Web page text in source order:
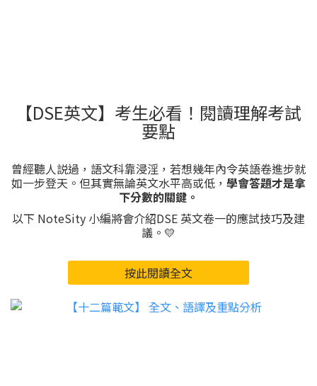
【DSE英文】考生必看！閱讀理解考試
要點
曾經聽人説過，語文科靠浸淫，若想幾年內令英語卷進步就
如一步登天。但其實無論英文水平高或低， 學會答題才是拿
下分數的關鍵。
以下 NoteSity 小編將會介紹DSE 英文卷一的應試技巧及建
議。💛
按此閱讀全文